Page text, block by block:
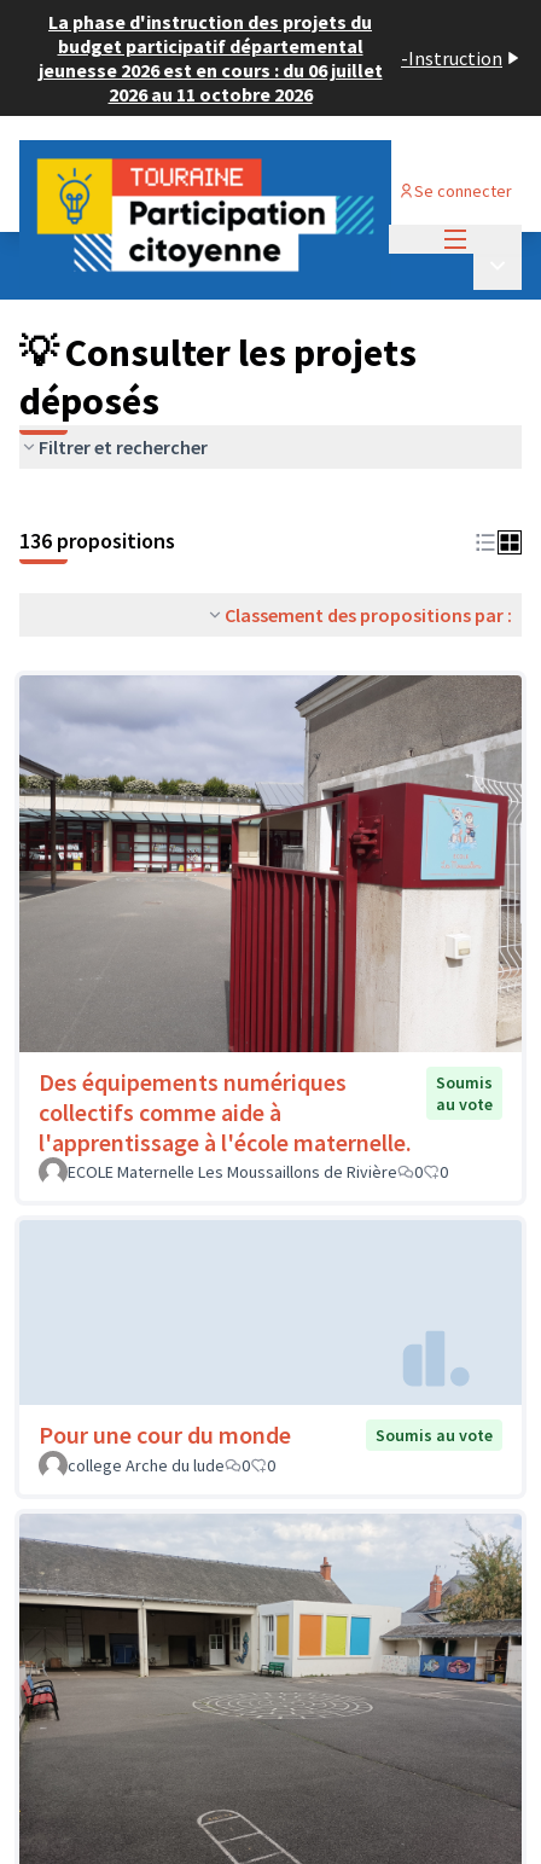
La phase d'instruction des projets du
budget participatif départemental
jeunesse 2026 est en cours : du 06 juillet
2026 au 11 octobre 2026
-Instruction
Se connecter
Budget Participatif JEUNESSE 2024
💡 Consulter les projets déposés
💡 Consulter les projets
déposés
Filtrer et rechercher
136 propositions
Classement des propositions par :
Des équipements numériques
collectifs comme aide à
l'apprentissage à l'école maternelle.
Soumis
au vote
ECOLE Maternelle Les Moussaillons de Rivière 0 0
Pour une cour du monde
Soumis au vote
college Arche du lude
0 0